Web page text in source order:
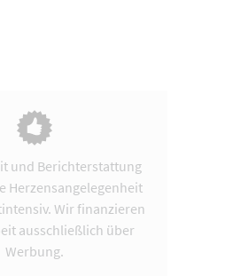
und Berichterstattung
Herzensangelegenheit
Wir finanzieren
ausschließlich über
Werbung.